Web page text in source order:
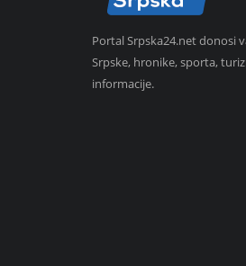
Portal Srpska24.net donosi
Srpske, hronike, sporta,
informacije.